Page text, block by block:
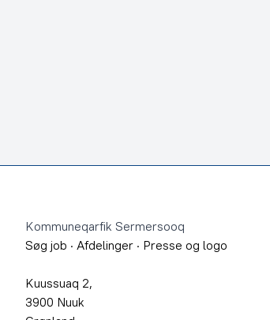
Kommuneqarfik Sermersooq
Søg job · Afdelinger · Presse og logo
Kuussuaq 2,
3900 Nuuk